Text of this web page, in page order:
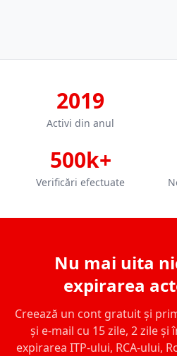
2019
Activi din anul
500k+
Verificări efectuate
Nu mai uita
expirarea
Creează un cont gratuit și
și e-mail cu 15 zile, 2 zile
expirarea ITP-ului, RCA-ului,